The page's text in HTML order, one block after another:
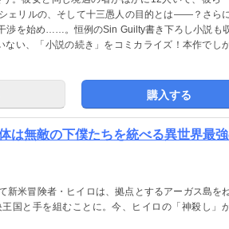
ェリルの、そして十三愚人の目的とは――？さら
渉を始め……。恒例のSin Guilty書き下ろし小説も
い、「小説の続き」をコミカライズ！本作でしか
購入する
は無敵の下僕たちを統べる異世界最
新米冒険者・ヒイロは、拠点とするアーガス島を
国と手を組むことに。今、ヒイロの「神殺し」